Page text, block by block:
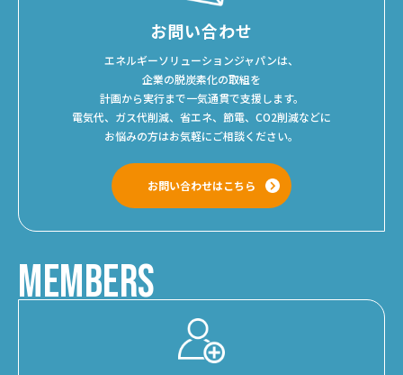
お問い合わせ
エネルギーソリューションジャパンは、
企業の脱炭素化の取組を
計画から実行まで一気通貫で支援します。
電気代、ガス代削減、省エネ、節電、CO2削減などに
お悩みの方はお気軽にご相談ください。
お問い合わせはこちら
MEMBERS